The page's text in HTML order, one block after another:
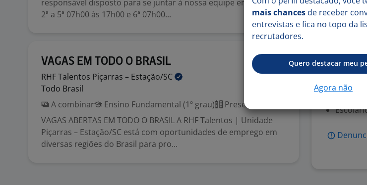
responsável disposto para se juntar à nossa equipe em! Horário:
2ª a 5ª 07h00 às 17h00 e 6ª 07h00...
VAGAS EM TODO O BRASIL
RHF Talentos Piçarras – Estação/SC
Todo Brasil
A combinar
Ensino Fundamental (1º grau)
Presencial
VAGAS ABERTAS EM TODO O BRASIL A RHF Talentos | Unidade
Piçarras – Estação/SC está com oportunidades de emprego em
diversas regiões do Brasil para pro...
Exigências
mais chances de receber
entrevistas e fica no topo da
recrutadores.
Quero destacar meu
Agora não